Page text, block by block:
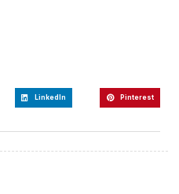
LinkedIn Pinterest